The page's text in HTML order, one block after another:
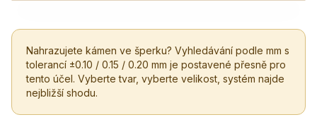
Nahrazujete kámen ve šperku? Vyhledávání podle mm s
tolerancí ±0.10 / 0.15 / 0.20 mm je postavené přesně pro
tento účel. Vyberte tvar, vyberte velikost, systém najde
nejbližší shodu.